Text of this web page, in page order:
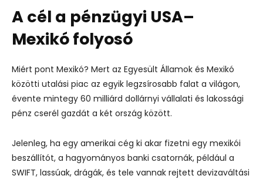
A cél a pénzügyi USA–
Mexikó folyosó
Miért pont Mexikó? Mert az Egyesült Államok és Mexikó
közötti utalási piac az egyik legzsírosabb falat a világon,
évente mintegy 60 milliárd dollárnyi vállalati és lakossági
pénz cserél gazdát a két ország között.
Jelenleg, ha egy amerikai cég ki akar fizetni egy mexikói
beszállítót, a hagyományos banki csatornák, például a
SWIFT, lassúak, drágák, és tele vannak rejtett devizaváltási